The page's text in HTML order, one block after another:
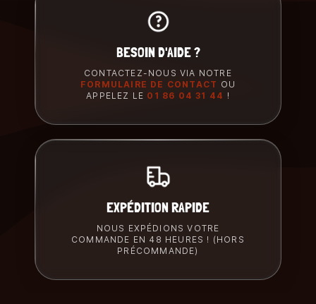
BESOIN D'AIDE ?
CONTACTEZ-NOUS VIA NOTRE
FORMULAIRE DE CONTACT OU
APPELEZ LE 01 86 04 31 44 !
EXPÉDITION RAPIDE
NOUS EXPÉDIONS VOTRE
COMMANDE EN 48 HEURES ! (HORS
PRÉCOMMANDE)